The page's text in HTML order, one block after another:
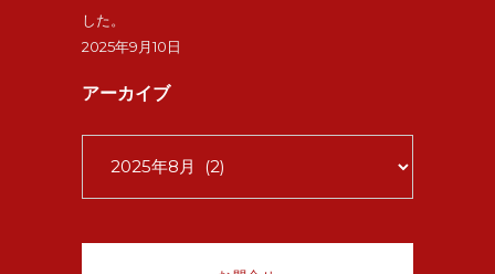
した。
2025年9月10日
アーカイブ
ア
カ